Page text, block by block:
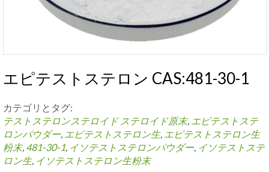
エピテストステロン CAS:481-30-1
カテゴリとタグ:
テストステロンステロイド ステロイド原末, エピテストステ
ロンパウダー, エピテストステロン生, エピテストステロン生
粉末, 481-30-1, イソテストステロンパウダー, イソテストステ
ロン生, イソテストステロン生粉末